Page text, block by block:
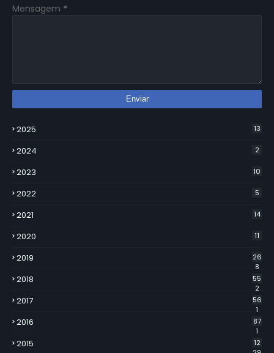
Mensagem *
2025 13
2024 2
2023 10
2022 5
2021 14
2020 11
2019
26
8
2018
55
2
2017
56
1
2016
87
1
2015
12